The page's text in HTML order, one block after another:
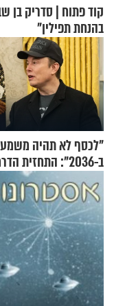
קוד פתוח | סדריק בן
בהנחת תפילין"
"לכסף לא תהיה
ב-2036": התחזית
של אילון מאסק על
הכלכלה